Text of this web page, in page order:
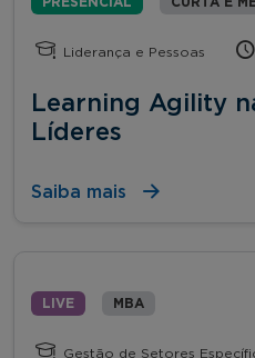
Liderança e Pessoas
Learning Agility
Líderes
Saiba mais
LIVE MBA
Gestão de Setores